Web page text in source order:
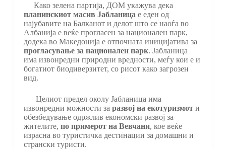
Како зелена партија, ДОМ укажува дека
планинскиот масив Јабланица е еден од
најубавите на Балканот и делот што се наоѓа во
Албанија е веќе прогласен за национален парк,
додека во Македонија е отпочната иницијатива за
прогласување за национален парк. Јабланица
има извонредни природни вредности, меѓу кои е и
богатиот биодиверзитет, со рисот како загрозен
вид.
Целиот предел околу Јабланица има
извонредни можности за развој на екотуризмоти
обезбедување одржлив економски развој за
жителите, по примерот на Вевчани, кое веќе
израсна во туристичка дестинации за домашни и
странски туристи.